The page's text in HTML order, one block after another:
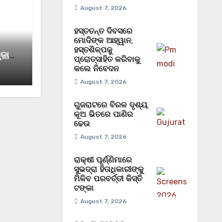
August 7, 2026
ହସ୍ତତନ୍ତ ଦିବସରେ
ମୋଦିଙ୍କ ଆହ୍ୱାନ,
ହସ୍ତଶିଳ୍ପକୁ
ପ୍ରୋତ୍ସାହିତ କରିବାକୁ
କଲେ ନିବେଦନ
August 7, 2026
ଗୁଜରାଟରେ ବିରଳ ଦୃଶ୍ୟ,
କୂଅ ଭିତରେ ପାଣିର
ଢେଉ
August 7, 2026
ରାକ୍ଷୀ ପୂର୍ଣ୍ଣିମାରେ
ସୁଭଦ୍ରା ହିତାଧିକାରୀଙ୍କୁ
ମିଳିବ ପରବର୍ତ୍ତୀ କିସ୍ତି
ଟଙ୍କା
August 7, 2026